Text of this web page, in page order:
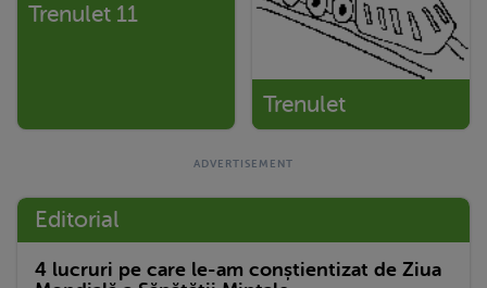
Trenulet 11
Trenulet
Editorial
4 lucruri pe care le-am conștientizat de Ziua